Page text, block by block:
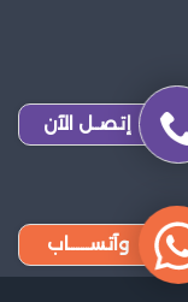
إتصـل الآن
وآتســــاب